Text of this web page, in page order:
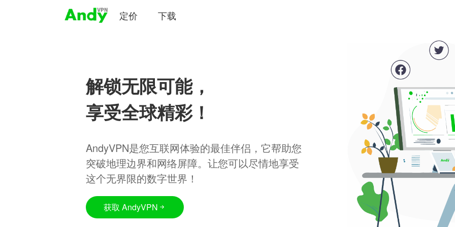
定价 下载
解锁无限可能，
享受全球精彩！
AndyVPN是您互联网体验的最佳伴侣，它帮助您
突破地理边界和网络屏障。让您可以尽情地享受
这个无界限的数字世界！
获取 AndyVPN